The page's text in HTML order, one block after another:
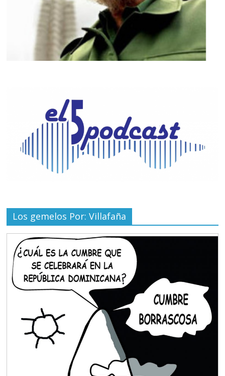
Los gemelos Por: Villafaña